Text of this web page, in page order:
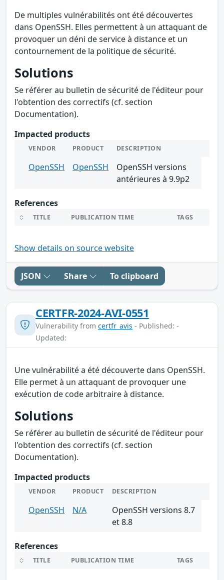
De multiples vulnérabilités ont été découvertes
dans OpenSSH. Elles permettent à un attaquant de
provoquer un déni de service à distance et un
contournement de la politique de sécurité.
Solutions
Se référer au bulletin de sécurité de l'éditeur pour
l'obtention des correctifs (cf. section
Documentation).
Impacted products
VENDOR PRODUCT DESCRIPTION
OpenSSH OpenSSH
OpenSSH versions
antérieures à 9.9p2
References
TITLE PUBLICATION TIME TAGS
Show details on source website
JSON Share To clipboard
CERTFR-2024-AVI-0551
Vulnerability from certfr_avis - Published: -
Updated:
Une vulnérabilité a été découverte dans OpenSSH.
Elle permet à un attaquant de provoquer une
exécution de code arbitraire à distance.
Solutions
Se référer au bulletin de sécurité de l'éditeur pour
l'obtention des correctifs (cf. section
Documentation).
Impacted products
VENDOR PRODUCT DESCRIPTION
OpenSSH N/A
OpenSSH versions 8.7
et 8.8
References
TITLE PUBLICATION TIME TAGS